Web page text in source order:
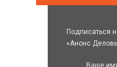
Подписаться
«Анонс